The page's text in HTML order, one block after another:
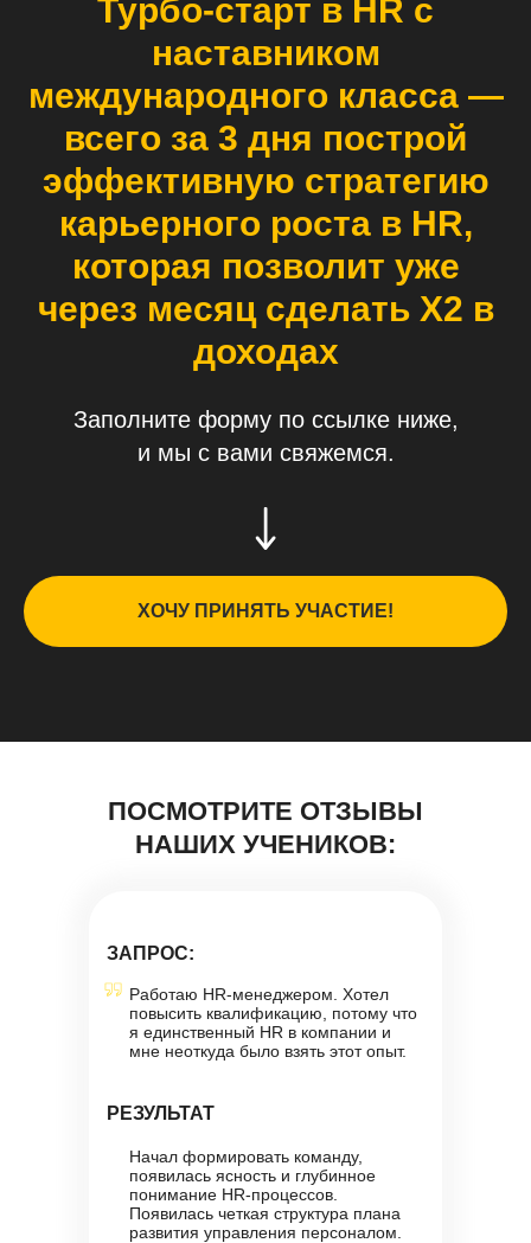
Турбо-старт в HR с
наставником
международного класса —
всего за 3 дня построй
эффективную стратегию
карьерного роста в HR,
которая позволит уже
через месяц сделать Х2 в
доходах
Заполните форму по ссылке ниже,
и мы с вами свяжемся.
ХОЧУ ПРИНЯТЬ УЧАСТИЕ!
ЗАПРОС:
РЕЗУЛЬТАТ
Работаю HR-менеджером. Хотел
повысить квалификацию, потому что
я единственный HR в компании и
мне неоткуда было взять этот опыт.
Начал формировать команду,
появилась ясность и глубинное
понимание HR-процессов.
Появилась четкая структура плана
развития управления персоналом.
ПОСМОТРИТЕ ОТЗЫВЫ
НАШИХ УЧЕНИКОВ: